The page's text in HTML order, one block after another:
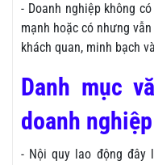
- Doanh nghiệp không
mạnh hoặc có nhưng
khách quan, minh bạch
Danh mục
doanh nghiệp
- Nội quy lao động đây